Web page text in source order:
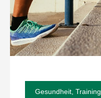
Gesundheit Training